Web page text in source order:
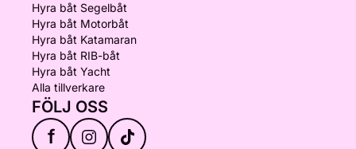
Hyra båt Segelbåt
Hyra båt Motorbåt
Hyra båt Katamaran
Hyra båt RIB-båt
Hyra båt Yacht
Alla tillverkare
FÖLJ OSS
f